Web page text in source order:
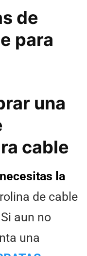
de
para
una
cable
la
de cable
aun no
una